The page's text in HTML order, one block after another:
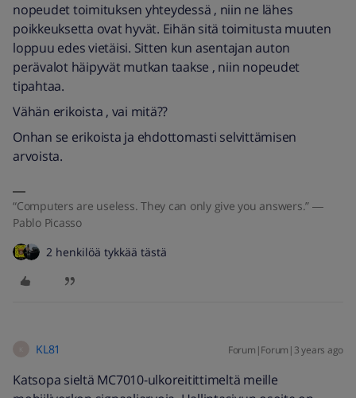
nopeudet toimituksen yhteydessä , niin ne lähes
poikkeuksetta ovat hyvät. Eihän sitä toimitusta muuten
loppuu edes vietäisi. Sitten kun asentajan auton
perävalot häipyvät mutkan taakse , niin nopeudet
tipahtaa.
Vähän erikoista , vai mitä??
Onhan se erikoista ja ehdottomasti selvittämisen
arvoista.
“Computers are useless. They can only give you answers.” ―
Pablo Picasso
2 henkilöä tykkää tästä
KL81 Forum|Forum|3 years ago
Katsopa sieltä MC7010-ulkoreitittimeltä meille